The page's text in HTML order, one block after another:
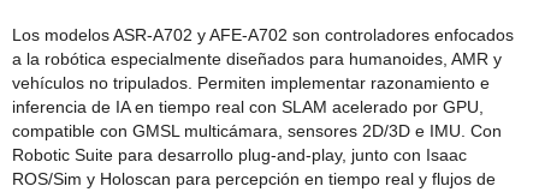
Los modelos ASR-A702 y AFE-A702 son controladores enfocados
a la robótica especialmente diseñados para humanoides, AMR y
vehículos no tripulados. Permiten implementar razonamiento e
inferencia de IA en tiempo real con SLAM acelerado por GPU,
compatible con GMSL multicámara, sensores 2D/3D e IMU. Con
Robotic Suite para desarrollo plug-and-play, junto con Isaac
ROS/Sim y Holoscan para percepción en tiempo real y flujos de